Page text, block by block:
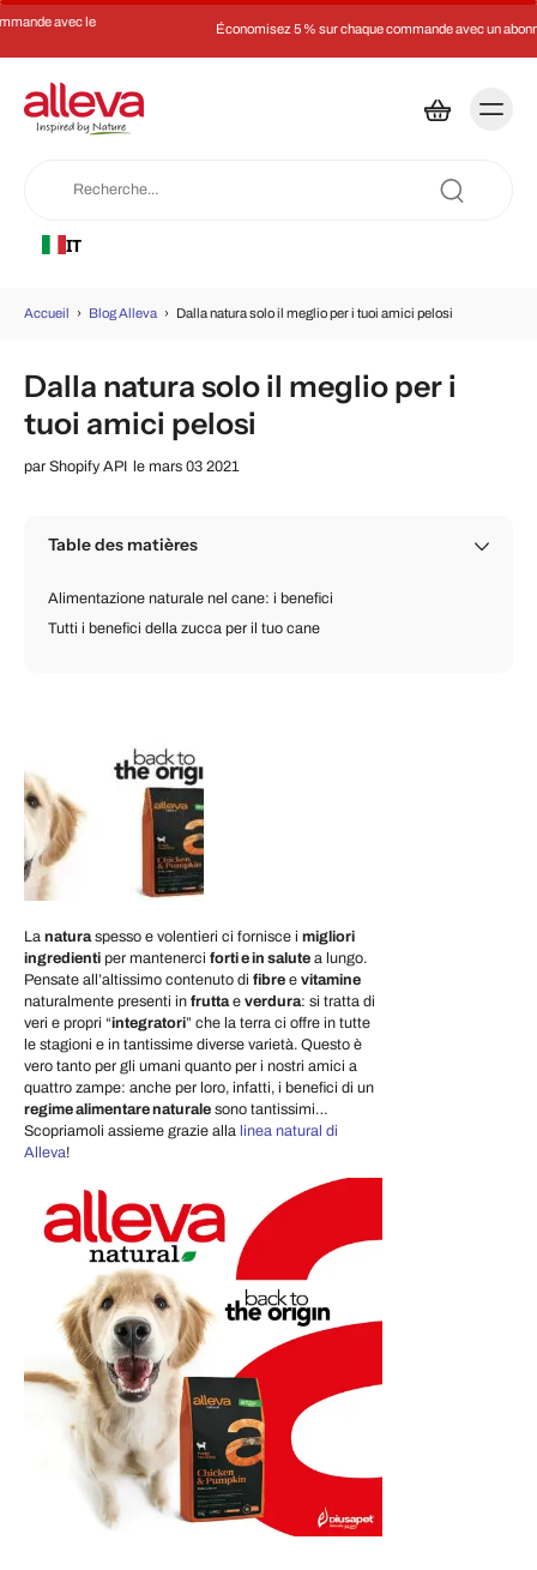
Économisez 5 % sur chaque commande avec un abonnement
IT
Accueil › Blog Alleva › Dalla natura solo il meglio per i tuoi amici pelosi
Dalla natura solo il meglio per i
tuoi amici pelosi
par Shopify API le mars 03 2021
Table des matières
Alimentazione naturale nel cane: i benefici
Tutti i benefici della zucca per il tuo cane
La natura spesso e volentieri ci fornisce i migliori
ingredienti per mantenerci forti e in salute a lungo.
Pensate all’altissimo contenuto di fibre e vitamine
naturalmente presenti in frutta e verdura: si tratta di
veri e propri “integratori” che la terra ci offre in tutte
le stagioni e in tantissime diverse varietà. Questo è
vero tanto per gli umani quanto per i nostri amici a
quattro zampe: anche per loro, infatti, i benefici di un
regime alimentare naturale sono tantissimi…
Scopriamoli assieme grazie alla linea natural di
Alleva!